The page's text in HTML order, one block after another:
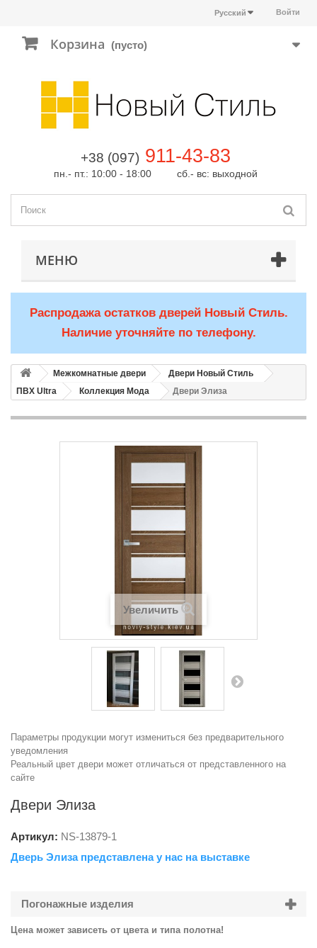
Войти
Русский
Корзина (пусто)
+38 (097) 911-43-83
пн.- пт.: 10:00 - 18:00 сб.- вс: выходной
МЕНЮ
Распродажа остатков дверей Новый Стиль.
Наличие уточняйте по телефону.
Межкомнатные двери
Двери Новый Стиль
ПВХ Ultra
Коллекция Мода Двери Элиза
Увеличить
Параметры продукции могут измениться без предварительного
уведомления
Реальный цвет двери может отличаться от представленного на
сайте
Двери Элиза
Артикул: NS-13879-1
Дверь Элиза представлена у нас на выставке
Погонажные изделия
Цена может зависеть от цвета и типа полотна!